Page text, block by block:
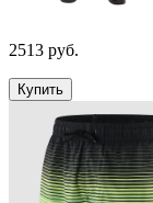
2513 руб.
Купить